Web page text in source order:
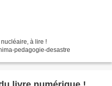
à lire !
pedagogie-desastre